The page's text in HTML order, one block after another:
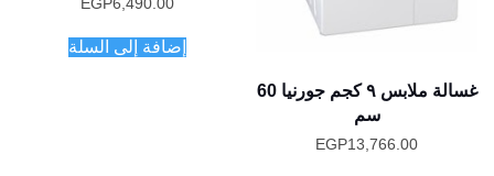
غسالة ملابس ٩ كجم جورنيا 60
سم
EGP13,766.00
EGP6,490.00
إضافة إلى السلة